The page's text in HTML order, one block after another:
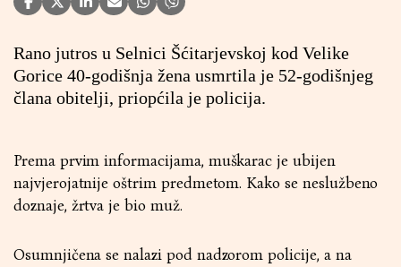
Rano jutros u Selnici Šćitarjevskoj kod Velike
Gorice 40-godišnja žena usmrtila je 52-godišnjeg
člana obitelji, priopćila je policija.
Prema prvim informacijama, muškarac je ubijen
najvjerojatnije oštrim predmetom. Kako se neslužbeno
doznaje, žrtva je bio muž.
Osumnjičena se nalazi pod nadzorom policije, a na